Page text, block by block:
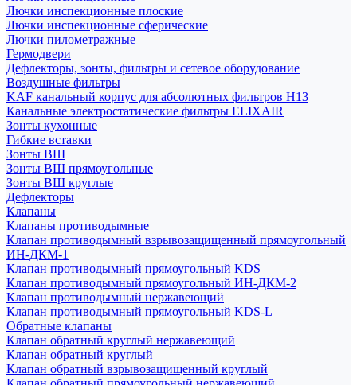
Лючки инспекционные плоские
Лючки инспекционные сферические
Лючки пилометражные
Гермодвери
Дефлекторы, зонты, фильтры и сетевое оборудование
Воздушные фильтры
KAF канальный корпус для абсолютных фильтров H13
Канальные электростатические фильтры ELIXAIR
Зонты кухонные
Гибкие вставки
Зонты ВШ
Зонты ВШ прямоугольные
Зонты ВШ круглые
Дефлекторы
Клапаны
Клапаны противодымные
Клапан противодымный взрывозащищенный прямоугольный
ИН-ДКМ-1
Клапан противодымный прямоугольный KDS
Клапан противодымный прямоугольный ИН-ДКМ-2
Клапан противодымный нержавеющий
Клапан противодымный прямоугольный KDS-L
Обратные клапаны
Клапан обратный круглый нержавеющий
Клапан обратный круглый
Клапан обратный взрывозащищенный круглый